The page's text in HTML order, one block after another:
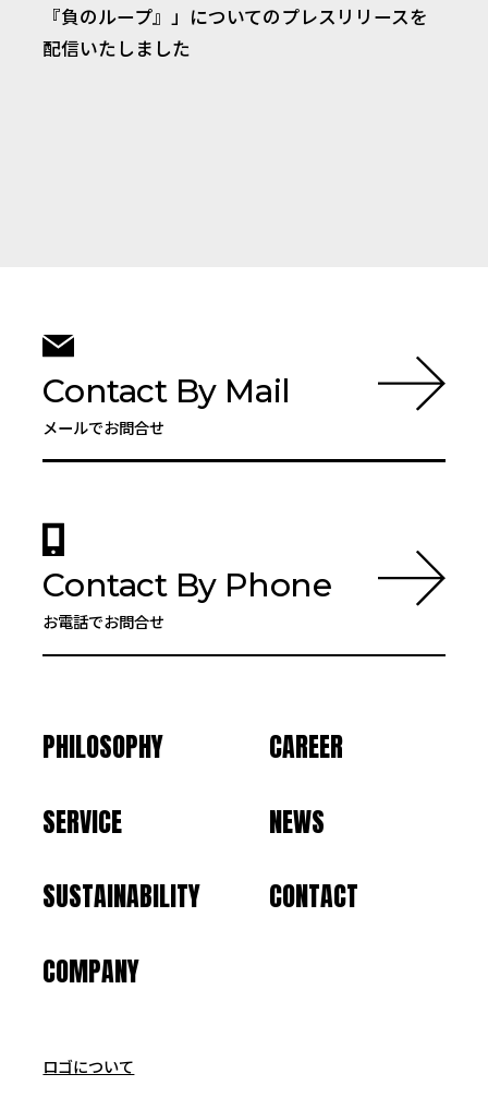
『負のループ』」についてのプレスリリースを
配信いたしました
Contact By Mail
メールでお問合せ
Contact By Phone
お電話でお問合せ
PHILOSOPHY
SERVICE
SUSTAINABILITY
COMPANY
CAREER
NEWS
CONTACT
ロゴについて